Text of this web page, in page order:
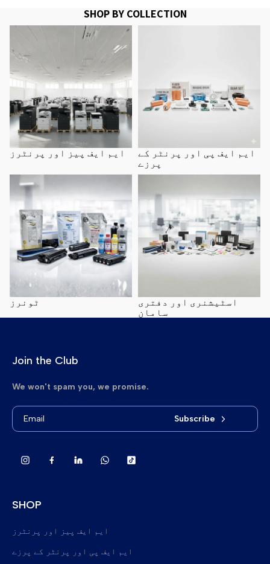
SHOP BY COLLECTION
ایم ایف پیز اور پرنٹرز
ایم ایف پیز اور پرنٹرز
ایم ایف پی اور پرنٹر کے
پرزے
ٹونرز
ٹونرز
اسٹیشنری اور دفتری
سامان
Join the Club
We won't spam you, we promise.
Subscribe
SHOP
ایم ایف پیز اور پرنٹرز
نئے ملٹی فنکشن پرنٹرز
ایم ایف پی اور پرنٹر کے پرزے